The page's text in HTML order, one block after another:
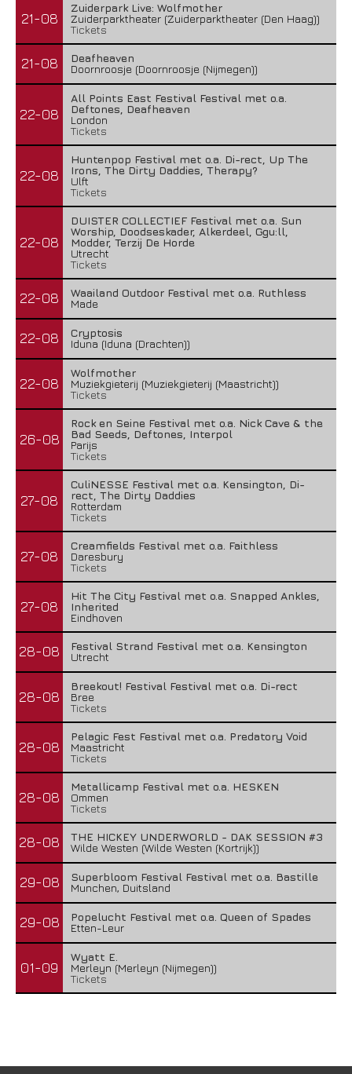
21-08
Zuiderpark Live: Wolfmother
Zuiderparktheater (Zuiderparktheater (Den Haag))
Tickets
21-08
Deafheaven
Doornroosje (Doornroosje (Nijmegen))
22-08
All Points East Festival Festival met o.a.
Deftones, Deafheaven
London
Tickets
22-08
Huntenpop Festival met o.a. Di-rect, Up The
Irons, The Dirty Daddies, Therapy?
Ulft
Tickets
22-08
DUISTER COLLECTIEF Festival met o.a. Sun
Worship, Doodseskader, Alkerdeel, Ggu:ll,
Modder, Terzij De Horde
Utrecht
Tickets
22-08
Waailand Outdoor Festival met o.a. Ruthless
Made
22-08
Cryptosis
Iduna (Iduna (Drachten))
22-08
Wolfmother
Muziekgieterij (Muziekgieterij (Maastricht))
Tickets
26-08
Rock en Seine Festival met o.a. Nick Cave & the
Bad Seeds, Deftones, Interpol
Parijs
Tickets
27-08
CuliNESSE Festival met o.a. Kensington, Di-
rect, The Dirty Daddies
Rotterdam
Tickets
27-08
Creamfields Festival met o.a. Faithless
Daresbury
Tickets
27-08
Hit The City Festival met o.a. Snapped Ankles,
Inherited
Eindhoven
28-08
Festival Strand Festival met o.a. Kensington
Utrecht
28-08
Breekout! Festival Festival met o.a. Di-rect
Bree
Tickets
28-08
Pelagic Fest Festival met o.a. Predatory Void
Maastricht
Tickets
28-08
Metallicamp Festival met o.a. HESKEN
Ommen
Tickets
28-08
THE HICKEY UNDERWORLD - DAK SESSION #3
Wilde Westen (Wilde Westen (Kortrijk))
29-08
Superbloom Festival Festival met o.a. Bastille
Munchen, Duitsland
29-08
Popelucht Festival met o.a. Queen of Spades
Etten-Leur
01-09
Wyatt E.
Merleyn (Merleyn (Nijmegen))
Tickets